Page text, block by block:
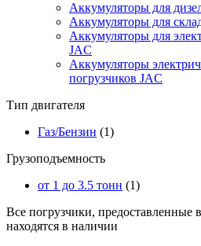
Аккумуляторы для
Аккумуляторы для
Аккумуляторы для
JAC
Аккумуляторы
погрузчиков JAC
Тип двигателя
Газ/Бензин (1)
Грузоподъемность
от 1 до 3.5 тонн (1)
Все погрузчики, предоставленные
находятся в наличии